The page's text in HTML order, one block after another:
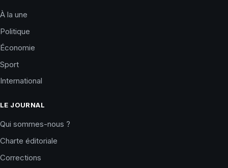
À la une
Politique
Économie
Sport
International
LE JOURNAL
Qui sommes-nous ?
Charte éditoriale
Corrections